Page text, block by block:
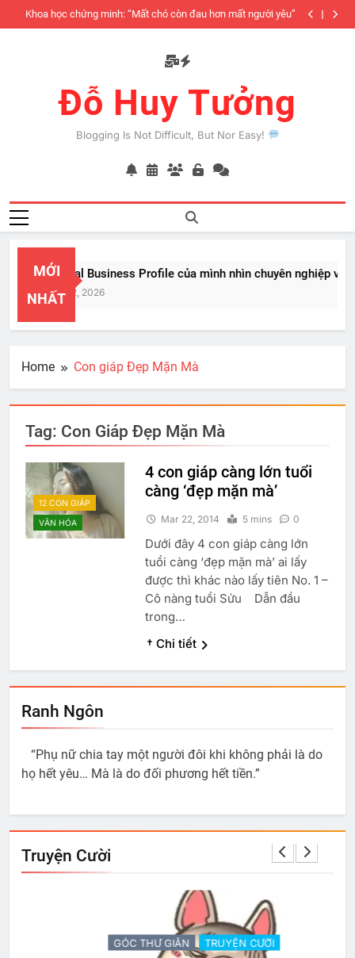
to
Khoa học chứng minh: “Mất chó còn đau hơn mất người yêu”
Đỗ Huy Tưởng
Blogging Is Not Difficult, But Nor Easy!
MỚI
NHẤT
PayPal Business Profile của mình nhìn chuyên nghiệp vật
Feb 22, 2026
Home Con giáp Đẹp Mặn Mà
Ranh Ngôn
“Phụ nữ chia tay một người đôi khi không phải là do
họ hết yêu… Mà là do đối phương hết tiền.”
Truyện Cười
GÓC THƯ GIÃN TRUYỆN CƯỜI
Tag: Con Giáp Đẹp Mặn Mà
12 CON GIÁP
VĂN HÓA
4 con giáp càng lớn tuổi
càng ‘đẹp mặn mà’
Mar 22, 2014 5 mins 0
Dưới đây 4 con giáp càng lớn
tuổi càng ‘đẹp mặn mà’ ai lấy
được thì khác nào lấy tiên No. 1 –
Cô nàng tuổi Sửu Dẫn đầu
trong…
† Chi tiết